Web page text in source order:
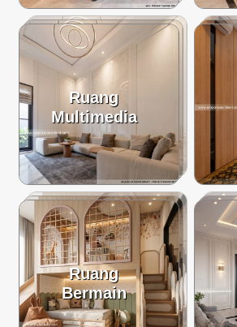
Ruang
Multimedia
Ruang
Bermain